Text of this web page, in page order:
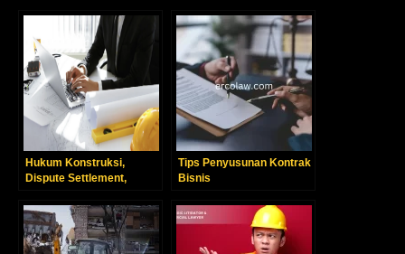
Hukum Konstruksi,
Dispute Settlement,
Terminasi Kontrak
Tips Penyusunan Kontrak
Bisnis